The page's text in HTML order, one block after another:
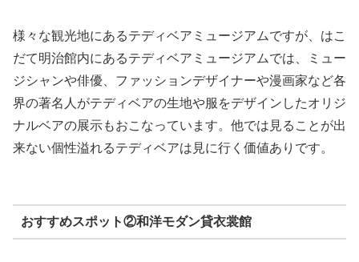
様々な観光地にあるテディベアミュージアムですが、はこ
だて明治館内にあるテディベアミュージアムでは、ミュー
ジシャンや俳優、ファッションデザイナーや漫画家など各
界の著名人がテディベアの生地や服をデザインしたオリジ
ナルベアの展示もおこなっています。他では見ることが出
来ない個性溢れるテディベアは見に行く価値ありです。
おすすめスポット②和洋モダン貸衣裳館